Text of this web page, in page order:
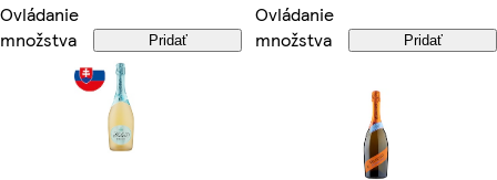
Ovládanie
množstva
Pridať
Ovládanie
množstva
Pridať